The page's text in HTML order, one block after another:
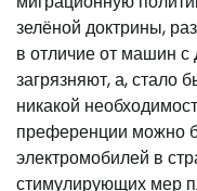
зелёной доктрины,
в отличие от машин
загрязняют, а, стало
никакой
преференции можно
электромобилей в
стимулирующих мер